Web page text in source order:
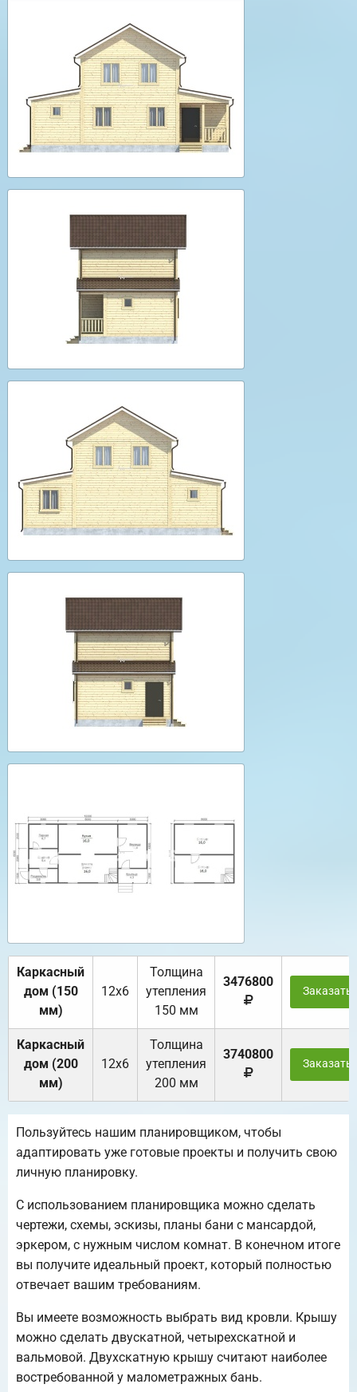
Каркасный
дом (150
мм)
12х6
Толщина
утепления
150 мм
3476800
Заказать
Каркасный
дом (200
мм)
12х6
Толщина
утепления
200 мм
3740800
Заказать
Пользуйтесь нашим планировщиком, чтобы
адаптировать уже готовые проекты и получить свою
личную планировку.
С использованием планировщика можно сделать
чертежи, схемы, эскизы, планы бани с мансардой,
эркером, с нужным числом комнат. В конечном итоге
вы получите идеальный проект, который полностью
отвечает вашим требованиям.
Вы имеете возможность выбрать вид кровли. Крышу
можно сделать двускатной, четырехскатной и
вальмовой. Двухскатную крышу считают наиболее
востребованной у малометражных бань.